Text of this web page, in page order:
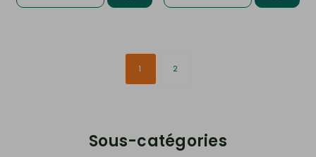
1 2
Sous-catégories